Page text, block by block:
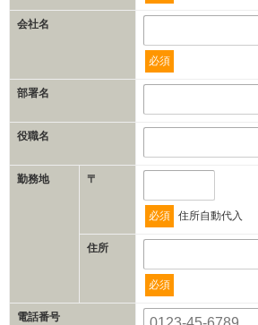
会社名
必須
部署名
役職名
勤務地 〒
必須 住所自動代入
住所
必須
電話番号